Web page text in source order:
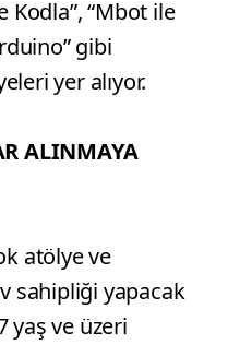
Kodla”, “Mbot ile
gibi
yer alıyor.
ALINMAYA
atölye ve
sahipliği yapacak
yaş ve üzeri